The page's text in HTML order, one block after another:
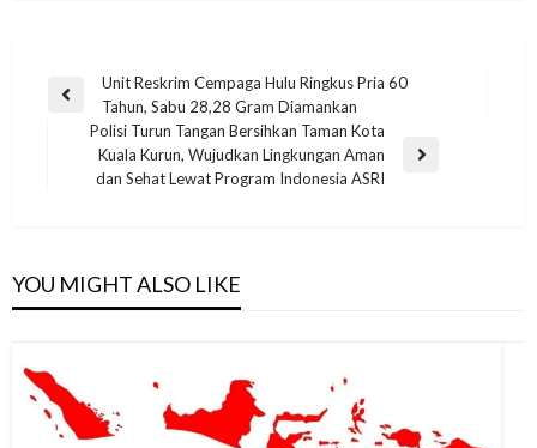
Unit Reskrim Cempaga Hulu Ringkus Pria 60
Tahun, Sabu 28,28 Gram Diamankan
Polisi Turun Tangan Bersihkan Taman Kota
Kuala Kurun, Wujudkan Lingkungan Aman
dan Sehat Lewat Program Indonesia ASRI
YOU MIGHT ALSO LIKE